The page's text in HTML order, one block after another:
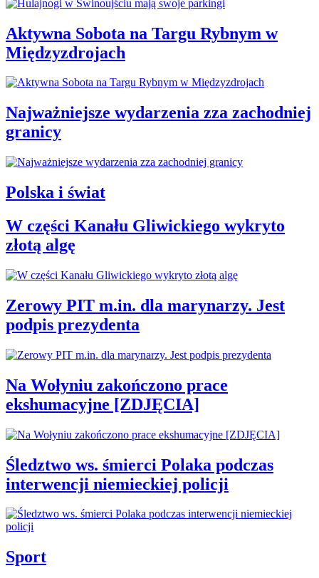
Aktywna Sobota na Targu Rybnym w
Międzyzdrojach
Najważniejsze wydarzenia zza zachodniej
granicy
Polska i świat
W części Kanału Gliwickiego wykryto
złotą algę
Zerowy PIT m.in. dla marynarzy. Jest
podpis prezydenta
Na Wołyniu zakończono prace
ekshumacyjne [ZDJĘCIA]
Śledztwo ws. śmierci Polaka podczas
interwencji niemieckiej policji
Sport